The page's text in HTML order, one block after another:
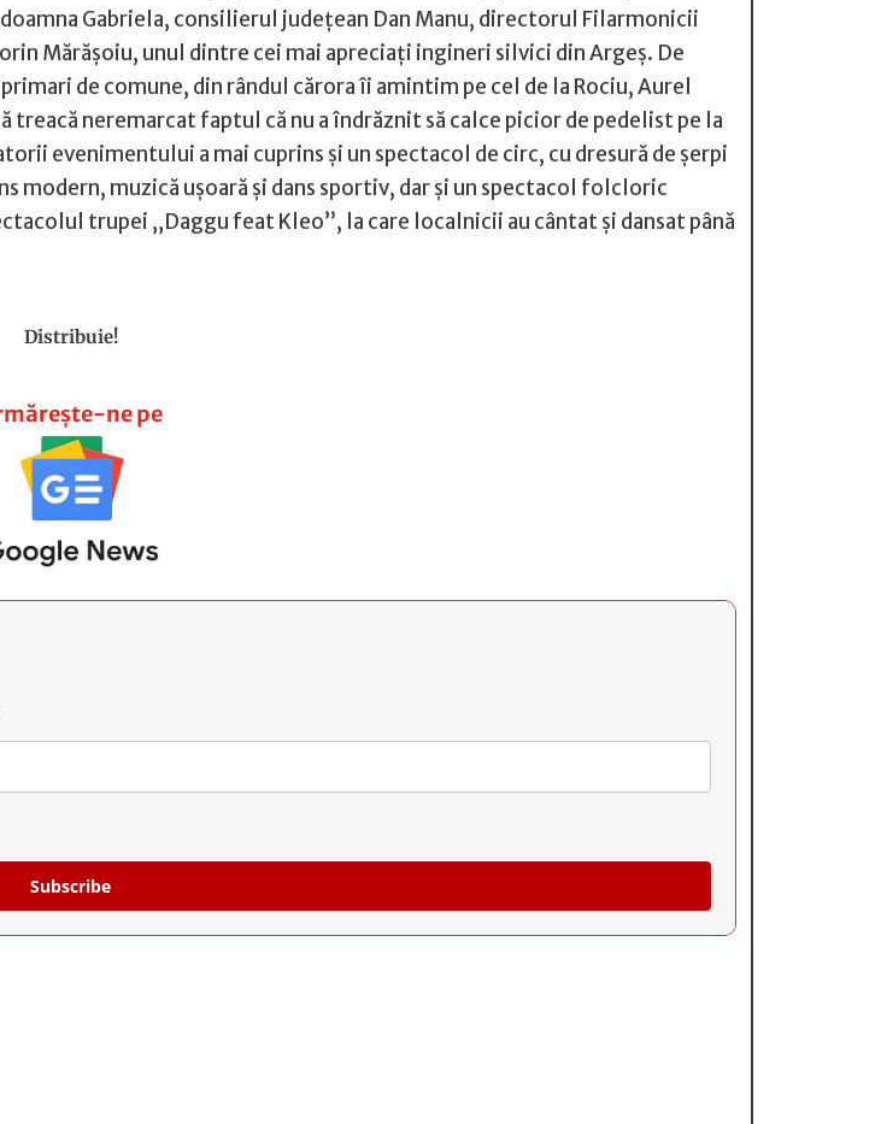
Gabriela, consilierul judeţean Dan Manu, directorul Filarmonicii
Mărăşoiu, unul dintre cei mai apreciaţi ingineri silvici din Argeş. De
de comune, din rândul cărora îi amintim pe cel de la Rociu, Aurel
treacă neremarcat faptul că nu a îndrăznit să calce picior de pedelist pe la
evenimentului a mai cuprins şi un spectacol de circ, cu dresură de şerpi
modern, muzică uşoară şi dans sportiv, dar şi un spectacol folcloric
trupei „Daggu feat Kleo”, la care localnicii au cântat şi dansat până
Distribuie!
ne pe
Subscribe